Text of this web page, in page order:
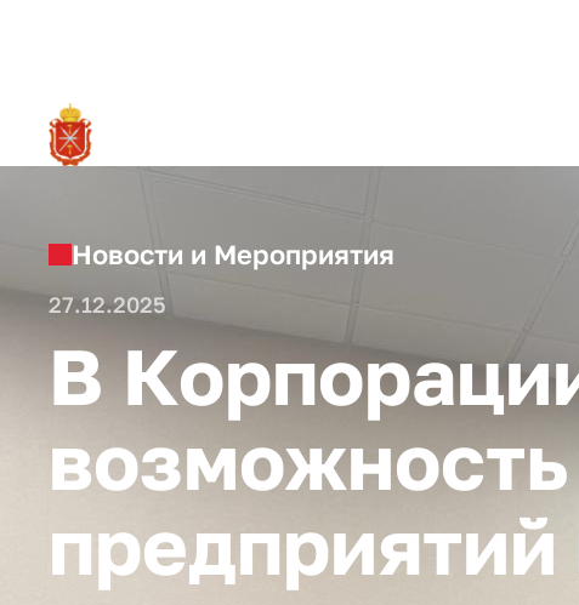
Новости и Мероприятия
27.12.2025
В
предприятий